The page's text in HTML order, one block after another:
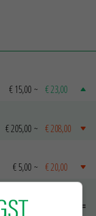
€ 15,00 ~ € 23,00
€ 205,00 ~ € 208,00
€ 5,00 ~ € 20,00
€ 48,00